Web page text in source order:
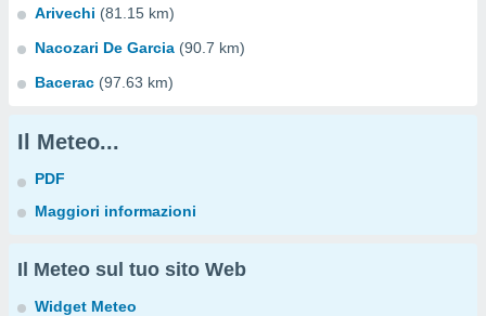
Arivechi (81.15 km)
Nacozari De Garcia (90.7 km)
Bacerac (97.63 km)
Il Meteo...
PDF
Maggiori informazioni
Il Meteo sul tuo sito Web
Widget Meteo